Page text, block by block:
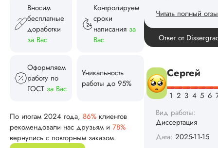
Вносим
бесплатные
доработки
за Вас
Контролируем
сроки
написания за
Вас
Оформляем
работу по
ГОСТ за Вас
Уникальность
работы до 95%
По итогам 2024 года, 86% клиентов
рекомендовали нас друзьям и 78%
вернулись с повторным заказом.
Читать полный
Читаем ваши слова
улыбкой!
Ответ от
Сергей
Вид работы:
Диссертация
Дата: 2025-11-15